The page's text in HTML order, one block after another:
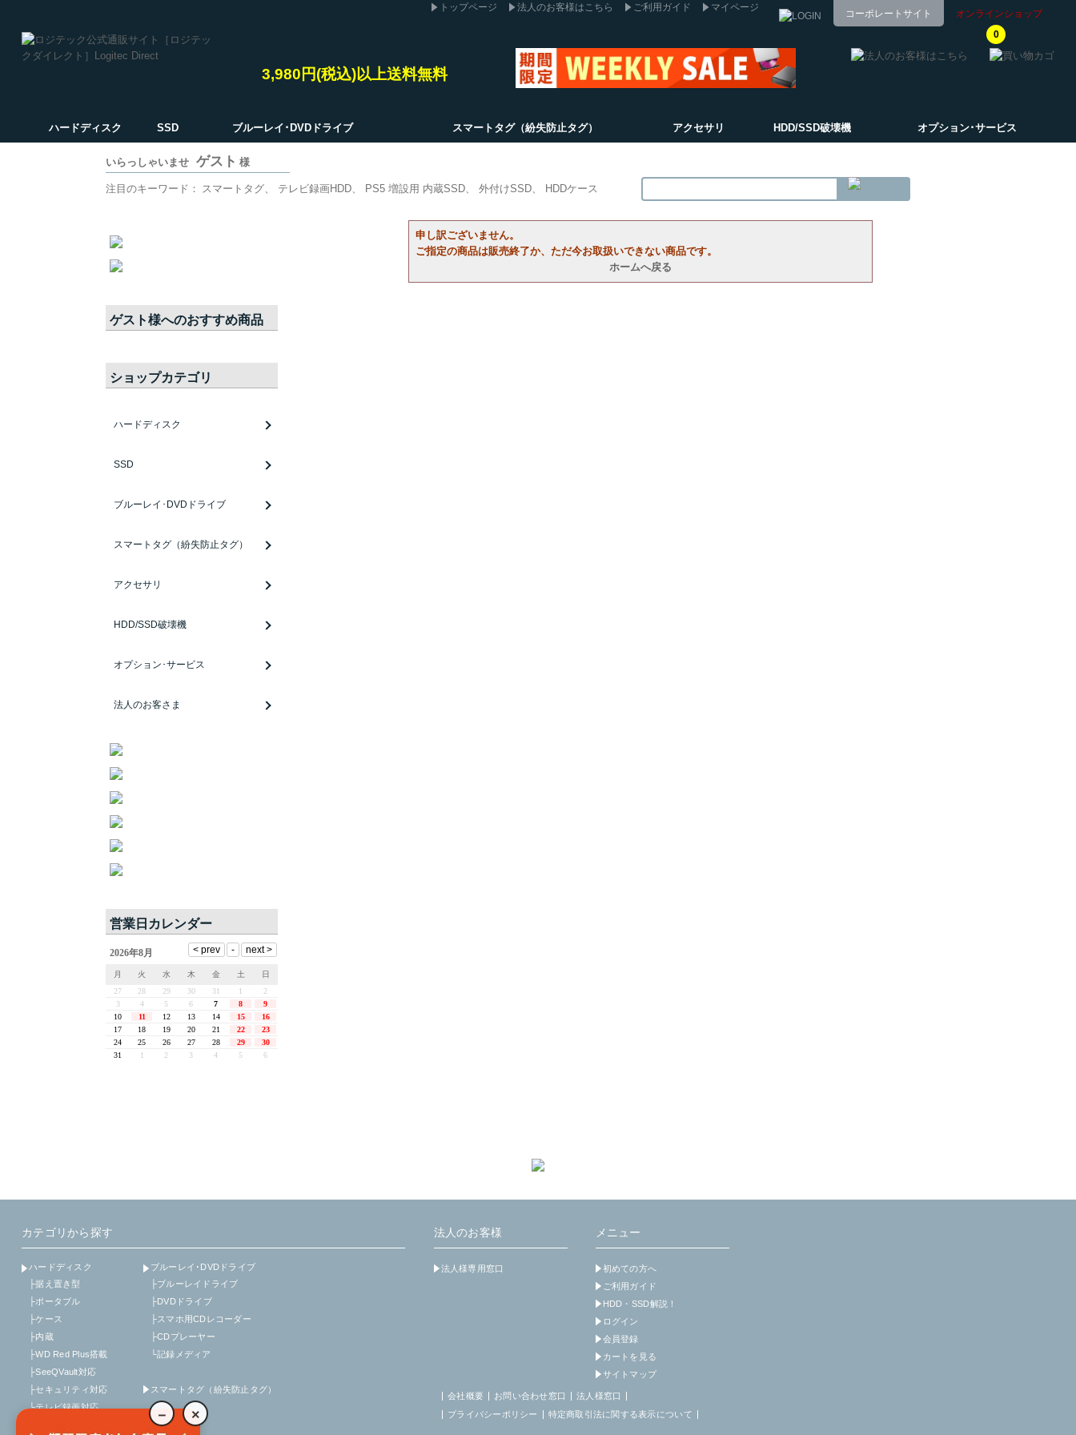
トップページ 法人のお客様はこちら ご利用ガイド マイページ
コーポレートサイト オンラインショップ
3,980円(税込)以上送料無料
0
ハードディスク SSD ブルーレイ･DVDドライブ スマートタグ（紛失防止タグ） アクセサリ HDD/SSD破壊機 オプション･サービス
いらっしゃいませ ゲスト 様
注目のキーワード： スマートタグ テレビ録画HDD PS5 増設用 内蔵SSD 外付けSSD HDDケース
申し訳ございません。
ご指定の商品は販売終了か、ただ今お取扱いできない商品です。
ホームへ戻る
ゲスト様へのおすすめ商品
ショップカテゴリ
ハードディスク
SSD
ブルーレイ･DVDドライブ
スマートタグ（紛失防止タグ）
アクセサリ
HDD/SSD破壊機
オプション･サービス
法人のお客さま
営業日カレンダー
カテゴリから探す
ハードディスク
├据え置き型
├ポータブル
├ケース
├内蔵
├WD Red Plus搭載
├SeeQVault対応
├セキュリティ対応
└テレビ録画対応
ブルーレイ･DVDドライブ
├ブルーレイドライブ
├DVDドライブ
├スマホ用CDレコーダー
├CDプレーヤー
└記録メディア
スマートタグ（紛失防止タグ）
アクセサリ
法人のお客様
法人様専用窓口
メニュー
初めての方へ
ご利用ガイド
HDD・SSD解説！
ログイン
会員登録
カートを見る
サイトマップ
会社概要 お問い合わせ窓口
法人様窓口
プライバシーポリシー
特定商取引法に関する表示について
－ ×